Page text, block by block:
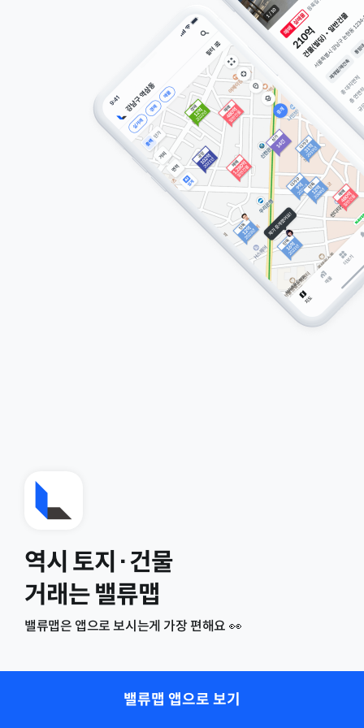
역시 토지·건물
거래는 밸류맵
밸류맵은 앱으로 보시는게 가장 편해요 👀
밸류맵 앱으로 보기